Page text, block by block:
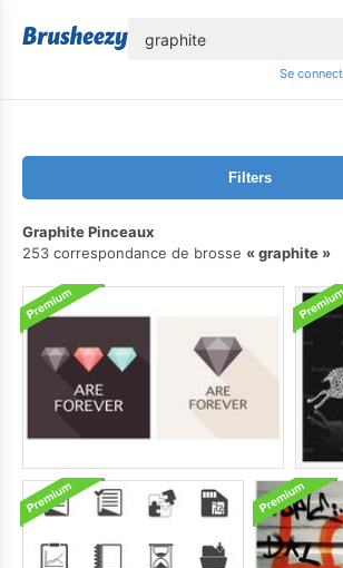
Se
Filters
Graphite Pinceaux
253 correspondance de brosse
graphite